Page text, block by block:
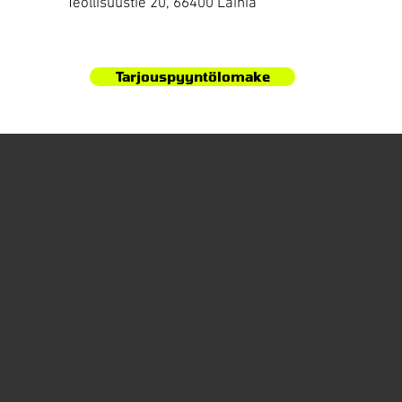
Teollisuustie 20, 66400 Laihia
Tarjouspyyntölomake